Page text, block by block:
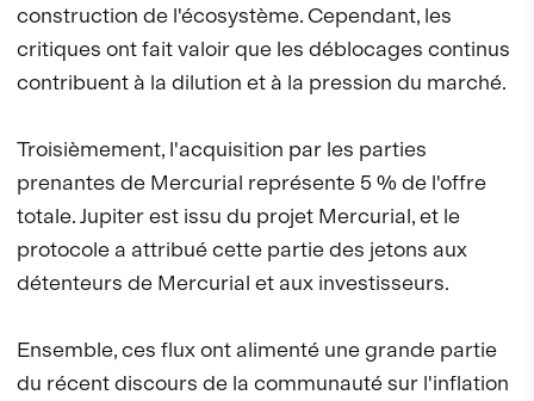
construction de l'écosystème. Cependant, les
critiques ont fait valoir que les déblocages continus
contribuent à la dilution et à la pression du marché.
Troisièmement, l'acquisition par les parties
prenantes de Mercurial représente 5 % de l'offre
totale. Jupiter est issu du projet Mercurial, et le
protocole a attribué cette partie des jetons aux
détenteurs de Mercurial et aux investisseurs.
Ensemble, ces flux ont alimenté une grande partie
du récent discours de la communauté sur l'inflation